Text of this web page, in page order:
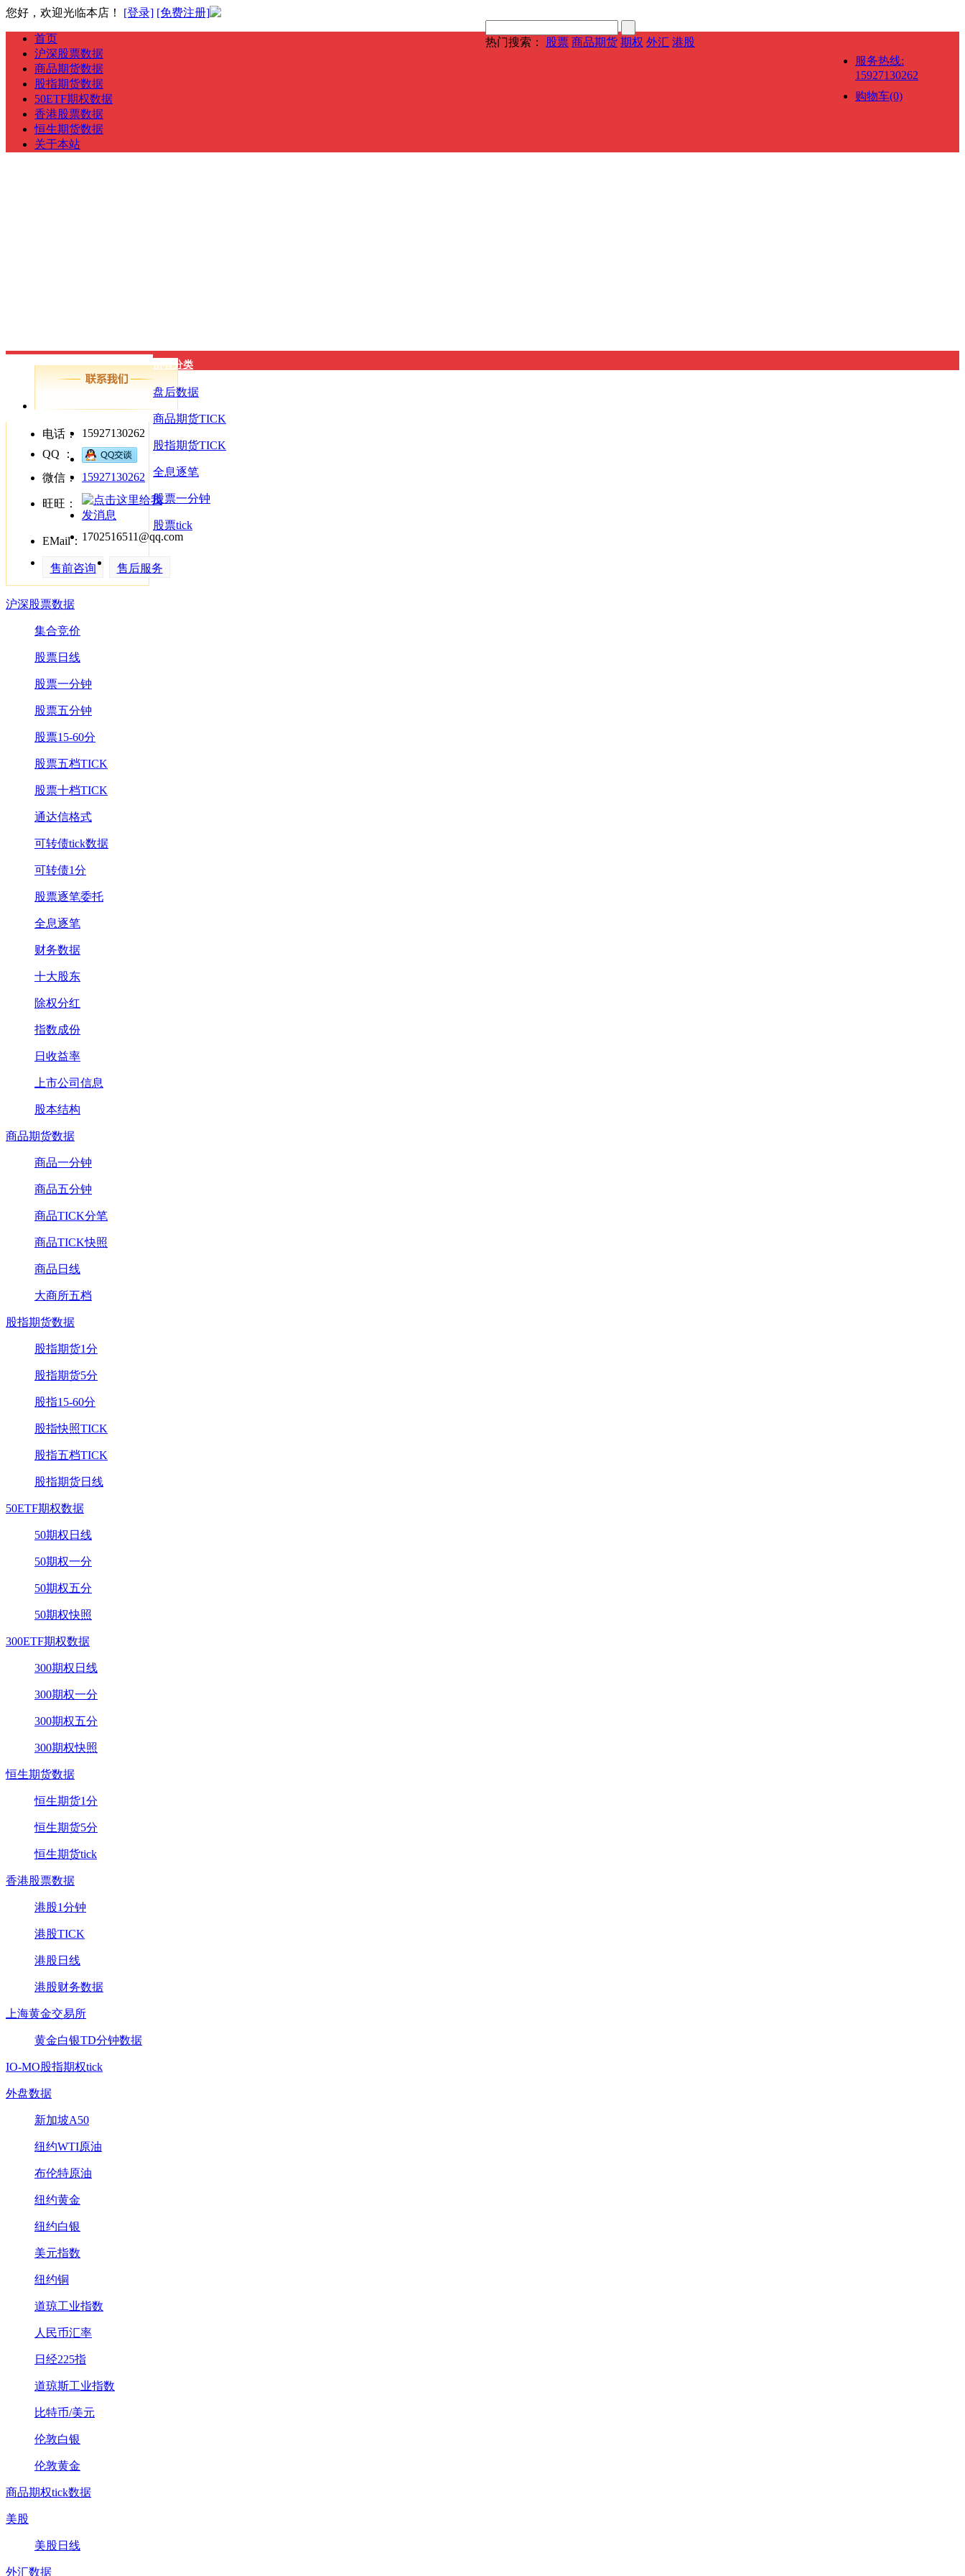
您好，欢迎光临本店！ [登录] [免费注册]
热门搜索： 股票 商品期货 期权 外汇 港股
服务热线:
15927130262
购物车(0)
首页
沪深股票数据
商品期货数据
股指期货数据
50ETF期权数据
香港股票数据
恒生期货数据
关于本站
电话：
15927130262
QQ ：
微信：
15927130262
旺旺：
EMail： 1702516511@qq.com
售前咨询 售后服务
所有分类
盘后数据
商品期货TICK
股指期货TICK
全息逐笔
股票一分钟
股票tick
沪深股票数据
集合竞价
股票日线
股票一分钟
股票五分钟
股票15-60分
股票五档TICK
股票十档TICK
通达信格式
可转债tick数据
可转债1分
股票逐笔委托
全息逐笔
财务数据
十大股东
除权分红
指数成份
日收益率
上市公司信息
股本结构
商品期货数据
商品一分钟
商品五分钟
商品TICK分笔
商品TICK快照
商品日线
大商所五档
股指期货数据
股指期货1分
股指期货5分
股指15-60分
股指快照TICK
股指五档TICK
股指期货日线
50ETF期权数据
50期权日线
50期权一分
50期权五分
50期权快照
300ETF期权数据
300期权日线
300期权一分
300期权五分
300期权快照
恒生期货数据
恒生期货1分
恒生期货5分
恒生期货tick
香港股票数据
港股1分钟
港股TICK
港股日线
港股财务数据
上海黄金交易所
黄金白银TD分钟数据
IO-MO股指期权tick
外盘数据
新加坡A50
纽约WTI原油
布伦特原油
纽约黄金
纽约白银
美元指数
纽约铜
道琼工业指数
人民币汇率
日经225指
道琼斯工业指数
比特币/美元
伦敦白银
伦敦黄金
商品期权tick数据
美股
美股日线
外汇数据